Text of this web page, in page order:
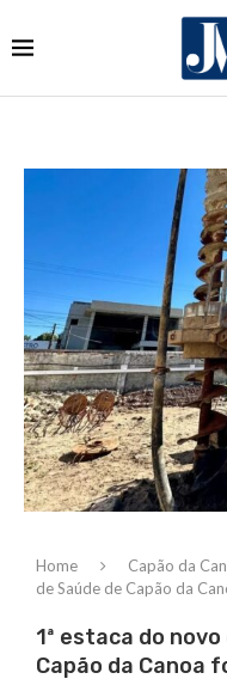
Home Capão da
de Saúde de Capão da
1ª estaca do
Capão da Canoa